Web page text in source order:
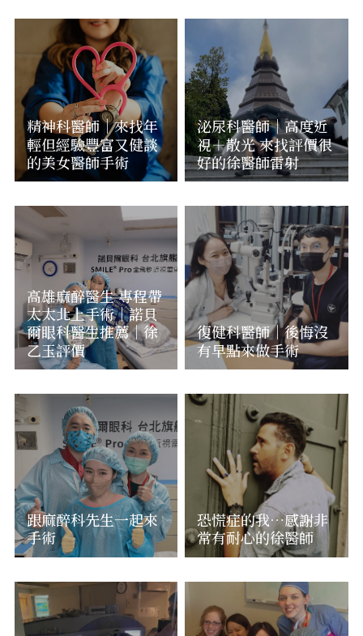
精神科醫師｜來找年
輕但經驗豐富又健談
的美女醫師手術
泌尿科醫師｜高度近
視＋散光 來找評價很
好的徐醫師雷射
高雄麻醉醫生 專程帶
太太北上手術｜諾貝
爾眼科醫生推薦｜徐
乙玉評價
復健科醫師｜後悔沒
有早點來做手術
跟麻醉科先生一起來
手術
恐慌症的我…感謝非
常有耐心的徐醫師